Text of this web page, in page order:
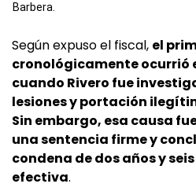
Barbera.
Según expuso el fiscal, el
cronológicamente ocurrió
cuando Rivero fue
lesiones y portación
Sin embargo, esa causa
una sentencia firme y
condena de dos años y
efectiva.